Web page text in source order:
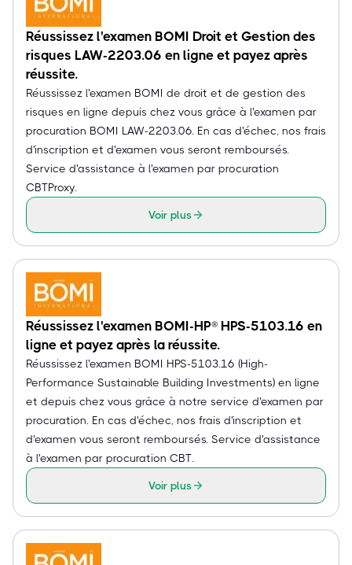
Réussissez l'examen BOMI Droit et Gestion des
risques LAW-2203.06 en ligne et payez après
réussite.
Réussissez l'examen BOMI de droit et de gestion des
risques en ligne depuis chez vous grâce à l'examen par
procuration BOMI LAW-2203.06. En cas d'échec, nos frais
d'inscription et d'examen vous seront remboursés.
Service d'assistance à l'examen par procuration
CBTProxy.
Voir plus
Réussissez l'examen BOMI-HP® HPS-5103.16 en
ligne et payez après la réussite.
Réussissez l'examen BOMI HPS-5103.16 (High-
Performance Sustainable Building Investments) en ligne
et depuis chez vous grâce à notre service d'examen par
procuration. En cas d'échec, nos frais d'inscription et
d'examen vous seront remboursés. Service d'assistance
à l'examen par procuration CBT.
Voir plus